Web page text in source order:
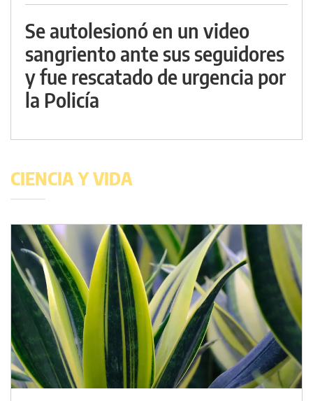
Se autolesionó en un video
sangriento ante sus seguidores
y fue rescatado de urgencia por
la Policía
CIENCIA Y VIDA